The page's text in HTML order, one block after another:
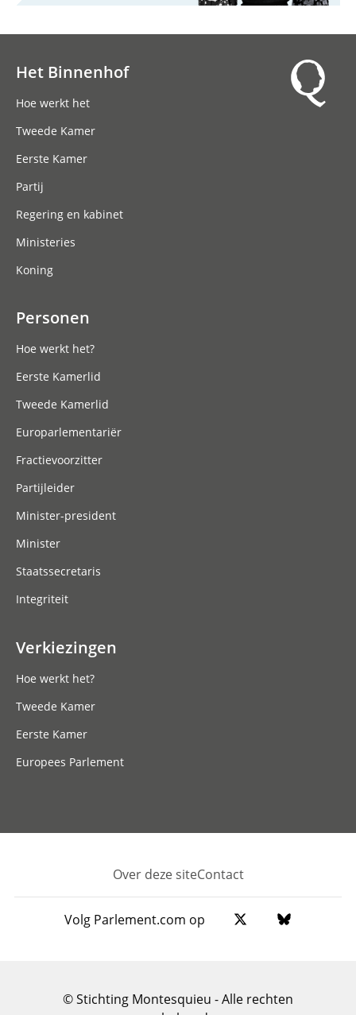
Het Binnenhof
Hoe werkt het
Tweede Kamer
Eerste Kamer
Partij
Regering en kabinet
Ministeries
Koning
Personen
Hoe werkt het?
Eerste Kamerlid
Tweede Kamerlid
Europarlementariër
Fractievoorzitter
Partijleider
Minister-president
Minister
Staatssecretaris
Integriteit
Verkiezingen
Hoe werkt het?
Tweede Kamer
Eerste Kamer
Europees Parlement
Footer
Over deze siteContact
Volg Parlement.com op
© Stichting Montesquieu - Alle rechten